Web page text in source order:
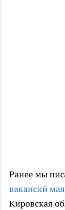
Ранее мы
вакансий мая
Кировская